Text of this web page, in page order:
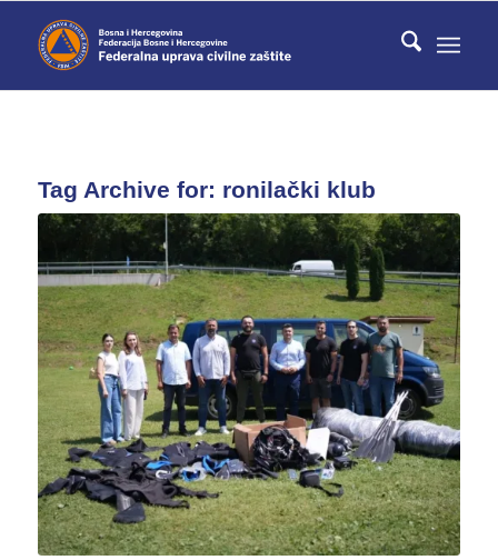
Tag Archive for: ronilački klub